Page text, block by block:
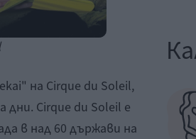
на Cirque du Soleil,
Cirque du Soleil е
в над 60 държави на